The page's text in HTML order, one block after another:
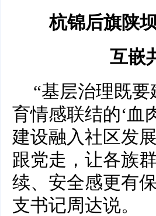
杭锦后旗陕
互嵌
“基层治理既要
育情感联结的‘血
建设融入社区发
跟党走，让各族
续、安全感更有
支书记周达说。